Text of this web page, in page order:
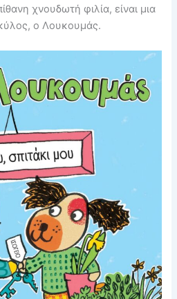
χνουδωτή φιλία, είναι μια
ο Λουκουμάς.